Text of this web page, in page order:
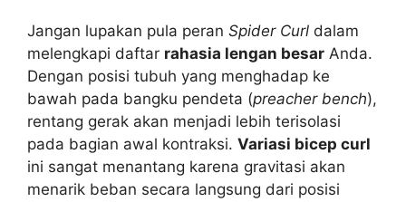
Jangan lupakan pula peran Spider Curl dalam
melengkapi daftar rahasia lengan besar Anda.
Dengan posisi tubuh yang menghadap ke
bawah pada bangku pendeta (preacher bench),
rentang gerak akan menjadi lebih terisolasi
pada bagian awal kontraksi. Variasi bicep curl
ini sangat menantang karena gravitasi akan
menarik beban secara langsung dari posisi